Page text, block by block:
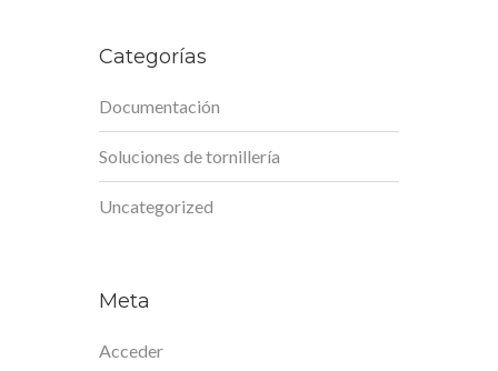
Categorías
Documentación
Soluciones de tornillería
Uncategorized
Meta
Acceder